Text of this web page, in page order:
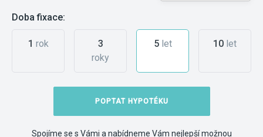
Doba fixace:
1 rok
3
roky
5let 10 let
POPTAT HYPOTÉKU
Spojíme se s Vámi a nabídneme Vám nejlepší možnou